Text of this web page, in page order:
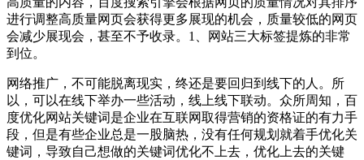
进行调整高质量网页会获得更多展现的机会，质量较低的网页
会减少展现会，甚至不予收录。1、网站三大标签提炼的非常
到位。
网络推广，不可能脱离现实，终还是要回归到线下的人。所
以，可以在线下举办一些活动，线上线下联动。众所周知，百
度优化网站关键词是企业在互联网取得营销的资格证的有力手
段，但是有些企业总是一股脑热，没有任何规划就着手优化关
键词，导致自己想做的关键词优化不上去，优化上去的关键